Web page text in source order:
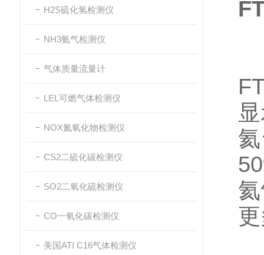
H2S硫化氢检测仪
NH3氨气检测仪
气体质量流量计
LEL可燃气体检测仪
NOX氮氧化物检测仪
CS2二硫化碳检测仪
SO2二氧化硫检测仪
CO一氧化碳检测仪
美国ATI C16气体检测仪